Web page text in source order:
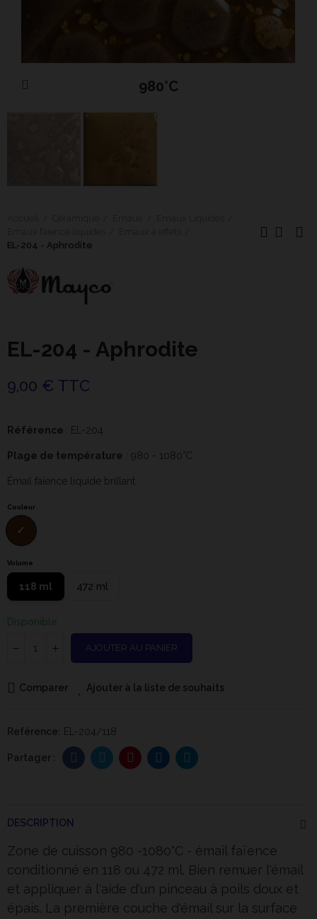
980°C
EL-204 - Aphrodite
EL-204 - Aphrodite
9,00 € TTC
Référence : EL-204
Plage de température : 980 - 1080°C
Émail faïence liquide brillant
Couleur
Volume
118 ml 472 ml
Disponible
AJOUTER AU PANIER
Comparer Ajouter à la liste de souhaits
Reférence: EL-204/118
DESCRIPTION
Zone de cuisson 980 -1080°C - émail faïence
conditionné en 118 ou 472 ml. Bien remuer l'émail
et appliquer à l'aide d'un pinceau à poils doux et
épais. La première couche d'émail sur la surface